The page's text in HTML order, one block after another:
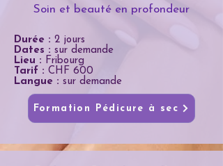
Soin et beauté en profondeur
Durée : 2 jours
Dates : sur demande
Lieu : Fribourg
Tarif : CHF 600
Langue : sur demande
Formation Pédicure à sec